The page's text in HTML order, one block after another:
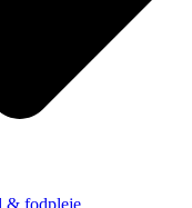
& fodpleje